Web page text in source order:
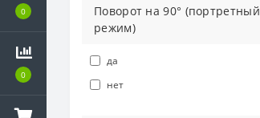
0
0
Поворот на 90° (портретный
режим)
да
нет